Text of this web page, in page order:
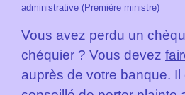
administrative (Première ministre)
Vous avez perdu un
chéquier ? Vous devez
auprès de votre banque.